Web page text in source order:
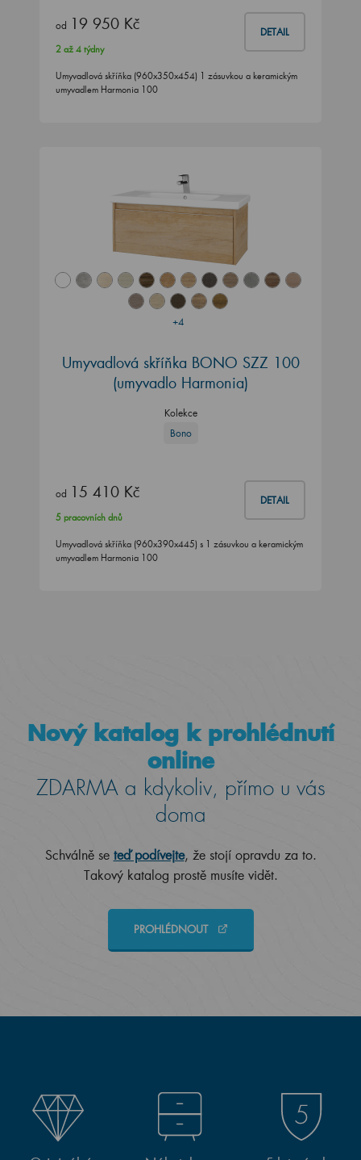
od 19 950 Kč DETAIL
2 až 4 týdny
Umyvadlová skříňka (960x350x454) 1 zásuvkou a keramickým
umyvadlem Harmonia 100
+4
Umyvadlová skříňka BONO SZZ 100
(umyvadlo Harmonia)
Kolekce
Bono
od 15 410 Kč DETAIL
5 pracovních dnů
Umyvadlová skříňka (960x390x445) s 1 zásuvkou a keramickým
umyvadlem Harmonia 100
Nový katalog k prohlédnutí
online
ZDARMA a kdykoliv, přímo u vás
doma
Schválně se teď podívejte, že stojí opravdu za to.
Takový katalog prostě musíte vidět.
PROHLÉDNOUT